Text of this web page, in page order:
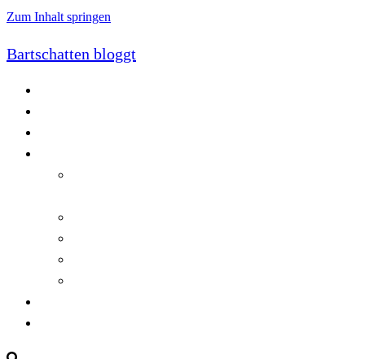
Zum Inhalt springen
Bartschatten bloggt